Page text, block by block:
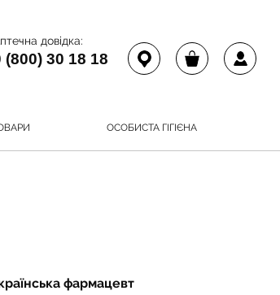
довідка:
(800) 30 18 18
ОСОБИСТА ГІГІЄНА
фармацевт